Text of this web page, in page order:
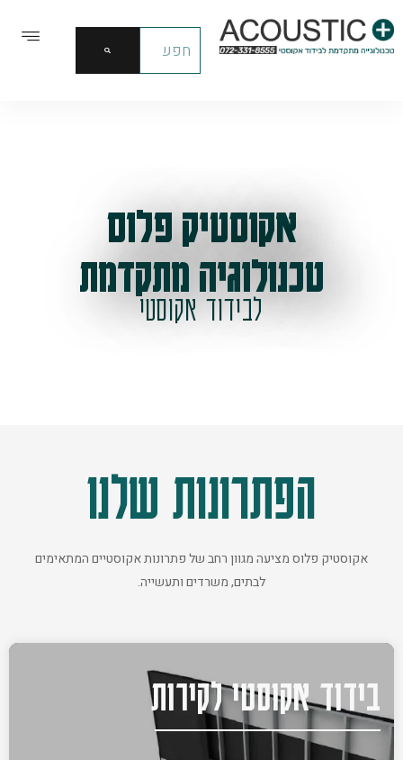
אקוסטיק פלוס
טכנולוגיה מתקדמת
לבידוד אקוסטי
הפתרונות שלנו
אקוסטיק פלוס מציעה מגוון רחב של פתרונות אקוסטיים המתאימים
לבתים, משרדים ותעשייה.
בידוד אקוסטי לקירות